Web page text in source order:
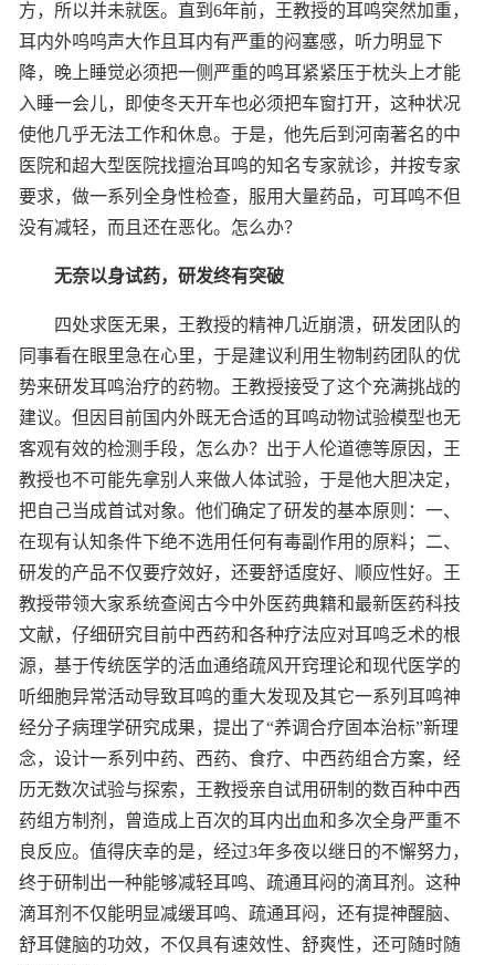
方，所以并未就医。直到6年前，王教授的耳鸣突然加重，
耳内外呜呜声大作且耳内有严重的闷塞感，听力明显下
降，晚上睡觉必须把一侧严重的鸣耳紧紧压于枕头上才能
入睡一会儿，即使冬天开车也必须把车窗打开，这种状况
使他几乎无法工作和休息。于是，他先后到河南著名的中
医院和超大型医院找擅治耳鸣的知名专家就诊，并按专家
要求，做一系列全身性检查，服用大量药品，可耳鸣不但
没有减轻，而且还在恶化。怎么办？
无奈以身试药，研发终有突破
四处求医无果，王教授的精神几近崩溃，研发团队的
同事看在眼里急在心里，于是建议利用生物制药团队的优
势来研发耳鸣治疗的药物。王教授接受了这个充满挑战的
建议。但因目前国内外既无合适的耳鸣动物试验模型也无
客观有效的检测手段，怎么办？出于人伦道德等原因，王
教授也不可能先拿别人来做人体试验，于是他大胆决定，
把自己当成首试对象。他们确定了研发的基本原则：一、
在现有认知条件下绝不选用任何有毒副作用的原料；二、
研发的产品不仅要疗效好，还要舒适度好、顺应性好。王
教授带领大家系统查阅古今中外医药典籍和最新医药科技
文献，仔细研究目前中西药和各种疗法应对耳鸣乏术的根
源，基于传统医学的活血通络疏风开窍理论和现代医学的
听细胞异常活动导致耳鸣的重大发现及其它一系列耳鸣神
经分子病理学研究成果，提出了“养调合疗固本治标”新理
念，设计一系列中药、西药、食疗、中西药组合方案，经
历无数次试验与探索，王教授亲自试用研制的数百种中西
药组方制剂，曾造成上百次的耳内出血和多次全身严重不
良反应。值得庆幸的是，经过3年多夜以继日的不懈努力，
终于研制出一种能够减轻耳鸣、疏通耳闷的滴耳剂。这种
滴耳剂不仅能明显减缓耳鸣、疏通耳闷，还有提神醒脑、
舒耳健脑的功效，不仅具有速效性、舒爽性，还可随时随